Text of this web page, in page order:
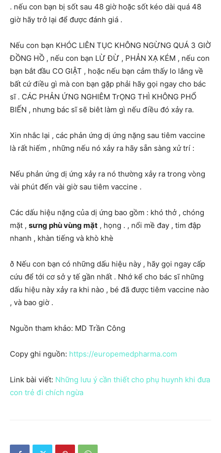
. nếu con bạn bị sốt sau 48 giờ hoặc sốt kéo dài quá 48
giờ hãy trở lại để được đánh giá .
Nếu con bạn KHÓC LIÊN TỤC KHÔNG NGỪNG QUÁ 3 GIỜ
ĐỒNG HỒ , nếu con bạn LỪ ĐỪ , PHẢN XẠ KÉM , nếu con
bạn bắt đầu CO GIẬT , hoặc nếu bạn cảm thấy lo lắng về
bất cứ điều gì mà con bạn gặp phải hãy gọi ngay cho bác
sĩ . CÁC PHẢN ỨNG NGHIÊM TrỌNG THÌ KHÔNG PHỔ
BIẾN , nhưng bác sĩ sẽ biêt làm gì nếu điều đó xảy ra.
Xin nhắc lại , các phản ứng dị ứng nặng sau tiêm vaccine
là rất hiếm , những nếu nó xảy ra hãy sẵn sàng xử trí :
Nếu phản ứng dị ứng xảy ra nó thường xảy ra trong vòng
vài phút đến vài giờ sau tiêm vaccine .
Các dấu hiệu nặng của dị ứng bao gồm : khó thở , chóng
mặt , sưng phù vùng mặt , họng . , nổi mề đay , tim đập
nhanh , khàn tiếng và khò khè
ð Nếu con bạn có những dấu hiệu này , hãy gọi ngay cấp
cứu để tới cơ sở y tế gần nhất . Nhớ kể cho bác sĩ những
dấu hiệu này xảy ra khi nào , bé đã được tiêm vaccine nào
, và bao giờ .
Nguồn tham khảo: MD Trần Công
Copy ghi nguồn: https://europemedpharma.com
Link bài viết: Những lưu ý cần thiết cho phụ huynh khi đưa
con trẻ đi chích ngừa